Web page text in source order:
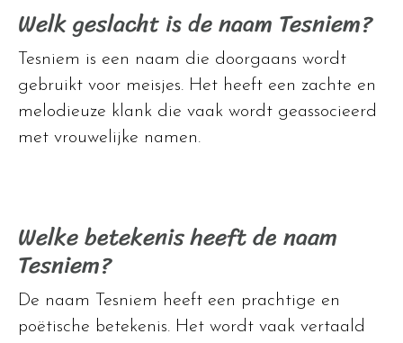
Welk geslacht is de naam Tesniem?
Tesniem is een naam die doorgaans wordt
gebruikt voor meisjes. Het heeft een zachte en
melodieuze klank die vaak wordt geassocieerd
met vrouwelijke namen.
Welke betekenis heeft de naam
Tesniem?
De naam Tesniem heeft een prachtige en
poëtische betekenis. Het wordt vaak vertaald